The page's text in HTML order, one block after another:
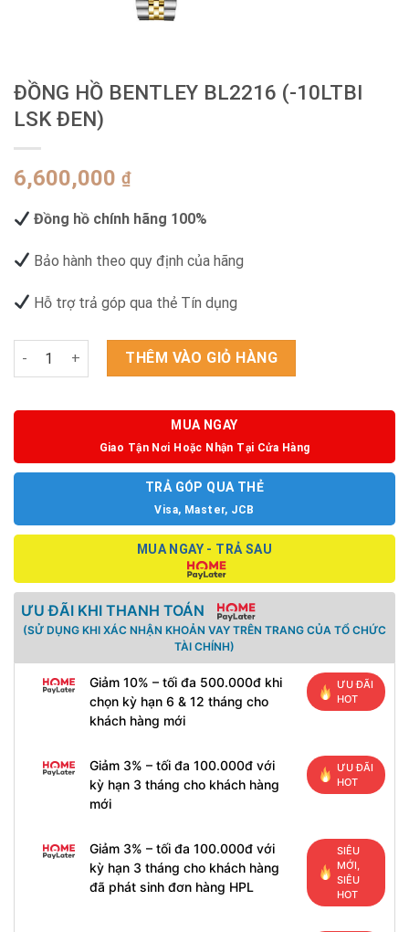
ĐỒNG HỒ BENTLEY BL2216 (-10LTBI
LSK ĐEN)
6,600,000 ₫
Đồng hồ chính hãng 100%
Bảo hành theo quy định của hãng
Hỗ trợ trả góp qua thẻ Tín dụng
ĐỒNG HỒ BENTLEY BL2216 (-10LTBI LSK ĐEN) số lượng
THÊM VÀO GIỎ HÀNG
MUA NGAY
Giao Tận Nơi Hoặc Nhận Tại Cửa Hàng
TRẢ GÓP QUA THẺ
Visa, Master, JCB
MUA NGAY - TRẢ SAU
ƯU ĐÃI KHI THANH TOÁN
(SỬ DỤNG KHI XÁC NHẬN KHOẢN VAY TRÊN TRANG CỦA TỔ CHỨC
TÀI CHÍNH)
Giảm 10% – tối đa 500.000đ khi
chọn kỳ hạn 6 & 12 tháng cho
khách hàng mới
ƯU ĐÃI
HOT
Giảm 3% – tối đa 100.000đ với
kỳ hạn 3 tháng cho khách hàng
mới
ƯU ĐÃI
HOT
Giảm 3% – tối đa 100.000đ với
kỳ hạn 3 tháng cho khách hàng
đã phát sinh đơn hàng HPL
SIÊU
MỚI,
SIÊU
HOT